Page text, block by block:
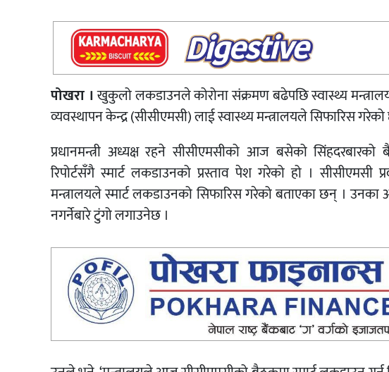
पोखरा ।खुकुलो लकडाउनले कोरोना संक्रमण बढेपछि स्वास्थ्य
व्यवस्थापन केन्द्र (सीसीएमसी) लाई स्वास्थ्य मन्त्रालयले सिफारिस
प्रधानमन्त्री अध्यक्ष रहने सीसीएमसीको आज बसेको
रिपोर्टसँगै स्मार्ट लकडाउनको प्रस्ताव पेश गरेको हो ।
मन्त्रालयले स्मार्ट लकडाउनको सिफारिस गरेको बताएका छन् ।
नगर्नेबारे टुंगो लगाउनेछ ।